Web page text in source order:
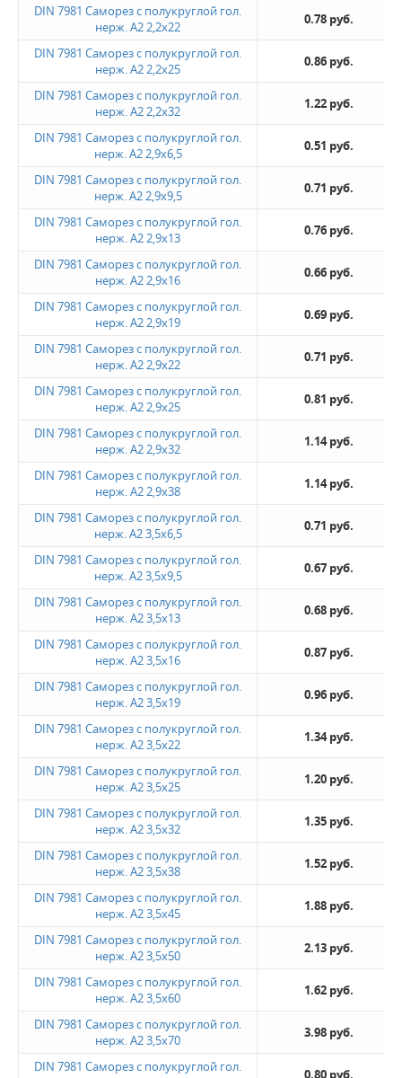
DIN 7981 Саморез с полукруглой гол.
нерж. А2 2,2х22
0.78 руб.
DIN 7981 Саморез с полукруглой гол.
нерж. А2 2,2х25
0.86 руб.
DIN 7981 Саморез с полукруглой гол.
нерж. А2 2,2х32
1.22 руб.
DIN 7981 Саморез с полукруглой гол.
нерж. А2 2,9х6,5
0.51 руб.
DIN 7981 Саморез с полукруглой гол.
нерж. А2 2,9х9,5
0.71 руб.
DIN 7981 Саморез с полукруглой гол.
нерж. А2 2,9х13
0.76 руб.
DIN 7981 Саморез с полукруглой гол.
нерж. А2 2,9х16
0.66 руб.
DIN 7981 Саморез с полукруглой гол.
нерж. А2 2,9х19
0.69 руб.
DIN 7981 Саморез с полукруглой гол.
нерж. А2 2,9х22
0.71 руб.
DIN 7981 Саморез с полукруглой гол.
нерж. А2 2,9х25
0.81 руб.
DIN 7981 Саморез с полукруглой гол.
нерж. А2 2,9х32
1.14 руб.
DIN 7981 Саморез с полукруглой гол.
нерж. А2 2,9х38
1.14 руб.
DIN 7981 Саморез с полукруглой гол.
нерж. А2 3,5х6,5
0.71 руб.
DIN 7981 Саморез с полукруглой гол.
нерж. А2 3,5х9,5
0.67 руб.
DIN 7981 Саморез с полукруглой гол.
нерж. А2 3,5х13
0.68 руб.
DIN 7981 Саморез с полукруглой гол.
нерж. А2 3,5х16
0.87 руб.
DIN 7981 Саморез с полукруглой гол.
нерж. А2 3,5х19
0.96 руб.
DIN 7981 Саморез с полукруглой гол.
нерж. А2 3,5х22
1.34 руб.
DIN 7981 Саморез с полукруглой гол.
нерж. А2 3,5х25
1.20 руб.
DIN 7981 Саморез с полукруглой гол.
нерж. А2 3,5х32
1.35 руб.
DIN 7981 Саморез с полукруглой гол.
нерж. А2 3,5х38
1.52 руб.
DIN 7981 Саморез с полукруглой гол.
нерж. А2 3,5х45
1.88 руб.
DIN 7981 Саморез с полукруглой гол.
нерж. А2 3,5х50
2.13 руб.
DIN 7981 Саморез с полукруглой гол.
нерж. А2 3,5х60
1.62 руб.
DIN 7981 Саморез с полукруглой гол.
нерж. А2 3,5х70
3.98 руб.
DIN 7981 Саморез с полукруглой гол.
0.80 руб.